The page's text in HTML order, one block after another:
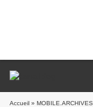
Accueil » MOBILE.ARCHIVES